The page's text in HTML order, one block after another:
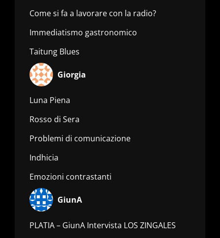
Come si fa a lavorare con la radio?
Immediatismo gastronomico
Taitung Blues
Giorgia
Luna Piena
Rosso di Sera
Problemi di comunicazione
Indhicia
Emozioni contrastanti
GiunA
PLATIA – GiunA Intervista LOS ZINGALES